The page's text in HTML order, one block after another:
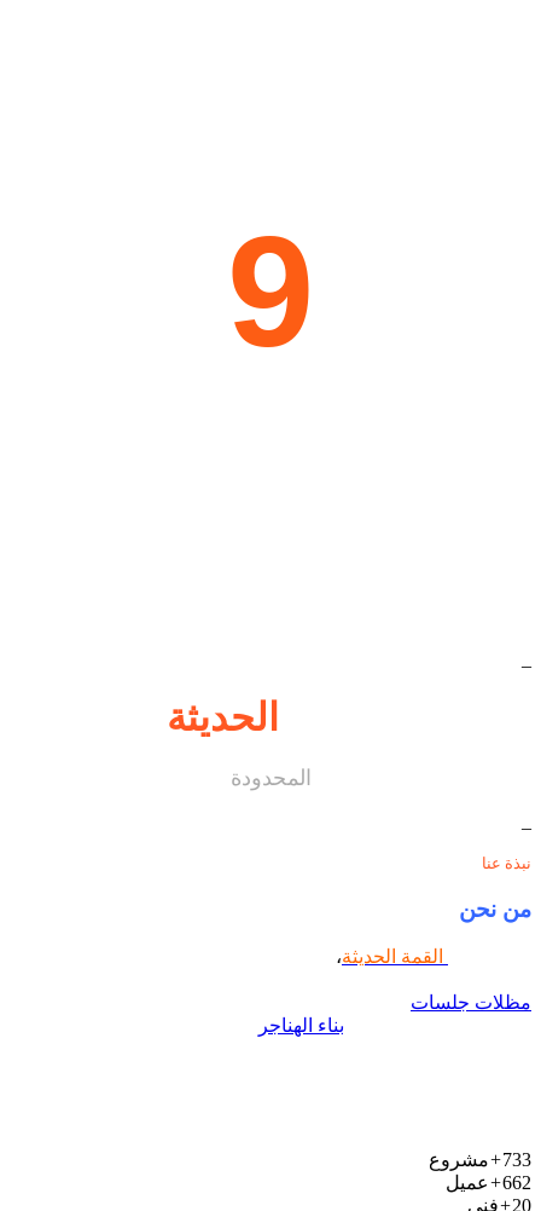
9
الحديثة
المحدودة
نبذة عنا
من نحن
القمة الحديثة،
مظلات جلسات
بناء الهناجر
733
+مشروع
662
+عميل
20
+فني